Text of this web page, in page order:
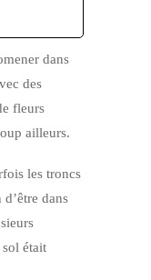
dans
des
fleurs
ailleurs.
les troncs
dans
était